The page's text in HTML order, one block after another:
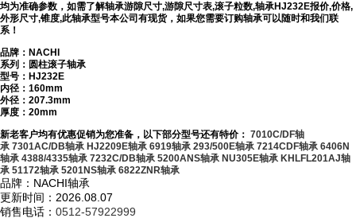
均为准确参数，如需了解轴承游隙尺寸,游隙尺寸表,滚子粒数,轴承HJ232E报价,价格,
外形尺寸,锥度,此轴承型号本公司有现货，如果您需要订购轴承可以随时和我们联
系！
品牌：NACHI
系列：圆柱滚子轴承
型号： HJ232E
内径：160mm
外径：207.3mm
厚度：20mm
新老客户均有优惠促销为您准备，以下部分型号还有特价： 7010C/DF轴
承 7301AC/DB轴承 HJ2209E轴承 6919轴承 293/500E轴承 7214CDF轴承 6406N
轴承 4388/4335轴承 7232C/DB轴承 5200ANS轴承 NU305E轴承 KHLFL201AJ轴
承 51172轴承 5201NS轴承 6822ZNR轴承
品牌：NACHI轴承
更新时间：2026.08.07
销售电话： 0512-57922999